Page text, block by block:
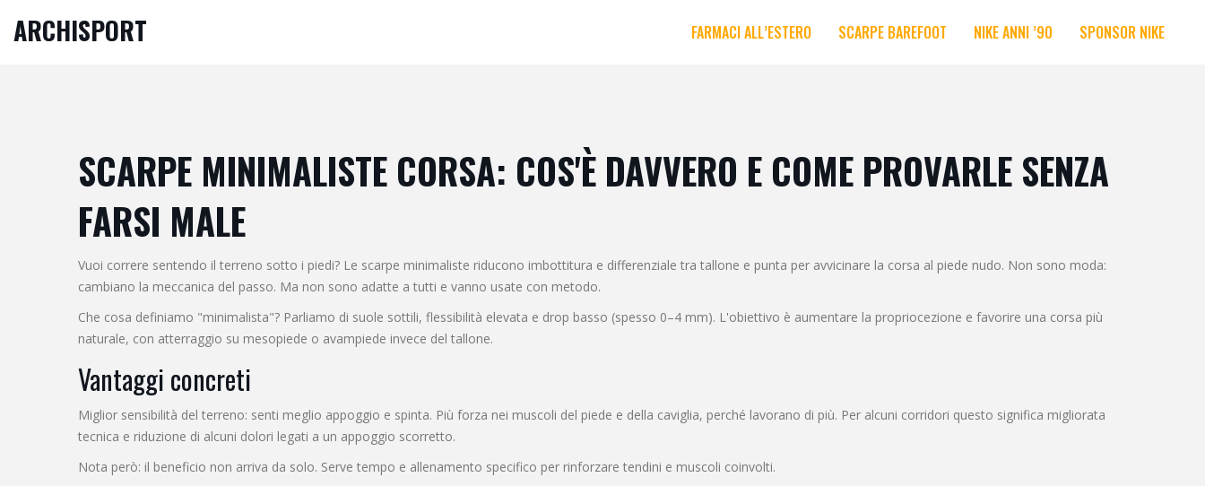
ARCHISPORT FARMACI ALL’ESTERO SCARPE BAREFOOT NIKE ANNI ’90 SPONSOR NIKE
SCARPE MINIMALISTE CORSA: COS'È DAVVERO E COME PROVARLE SENZA
FARSI MALE
Vuoi correre sentendo il terreno sotto i piedi? Le scarpe minimaliste riducono imbottitura e differenziale tra tallone e punta per avvicinare la corsa al piede nudo. Non sono moda:
cambiano la meccanica del passo. Ma non sono adatte a tutti e vanno usate con metodo.
Che cosa definiamo "minimalista"? Parliamo di suole sottili, flessibilità elevata e drop basso (spesso 0–4 mm). L'obiettivo è aumentare la propriocezione e favorire una corsa più
naturale, con atterraggio su mesopiede o avampiede invece del tallone.
Vantaggi concreti
Miglior sensibilità del terreno: senti meglio appoggio e spinta. Più forza nei muscoli del piede e della caviglia, perché lavorano di più. Per alcuni corridori questo significa migliorata
tecnica e riduzione di alcuni dolori legati a un appoggio scorretto.
Nota però: il beneficio non arriva da solo. Serve tempo e allenamento specifico per rinforzare tendini e muscoli coinvolti.